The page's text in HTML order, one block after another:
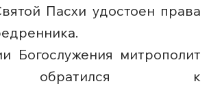
Пасхи удостоен права
Богослужения митрополит
обратился к